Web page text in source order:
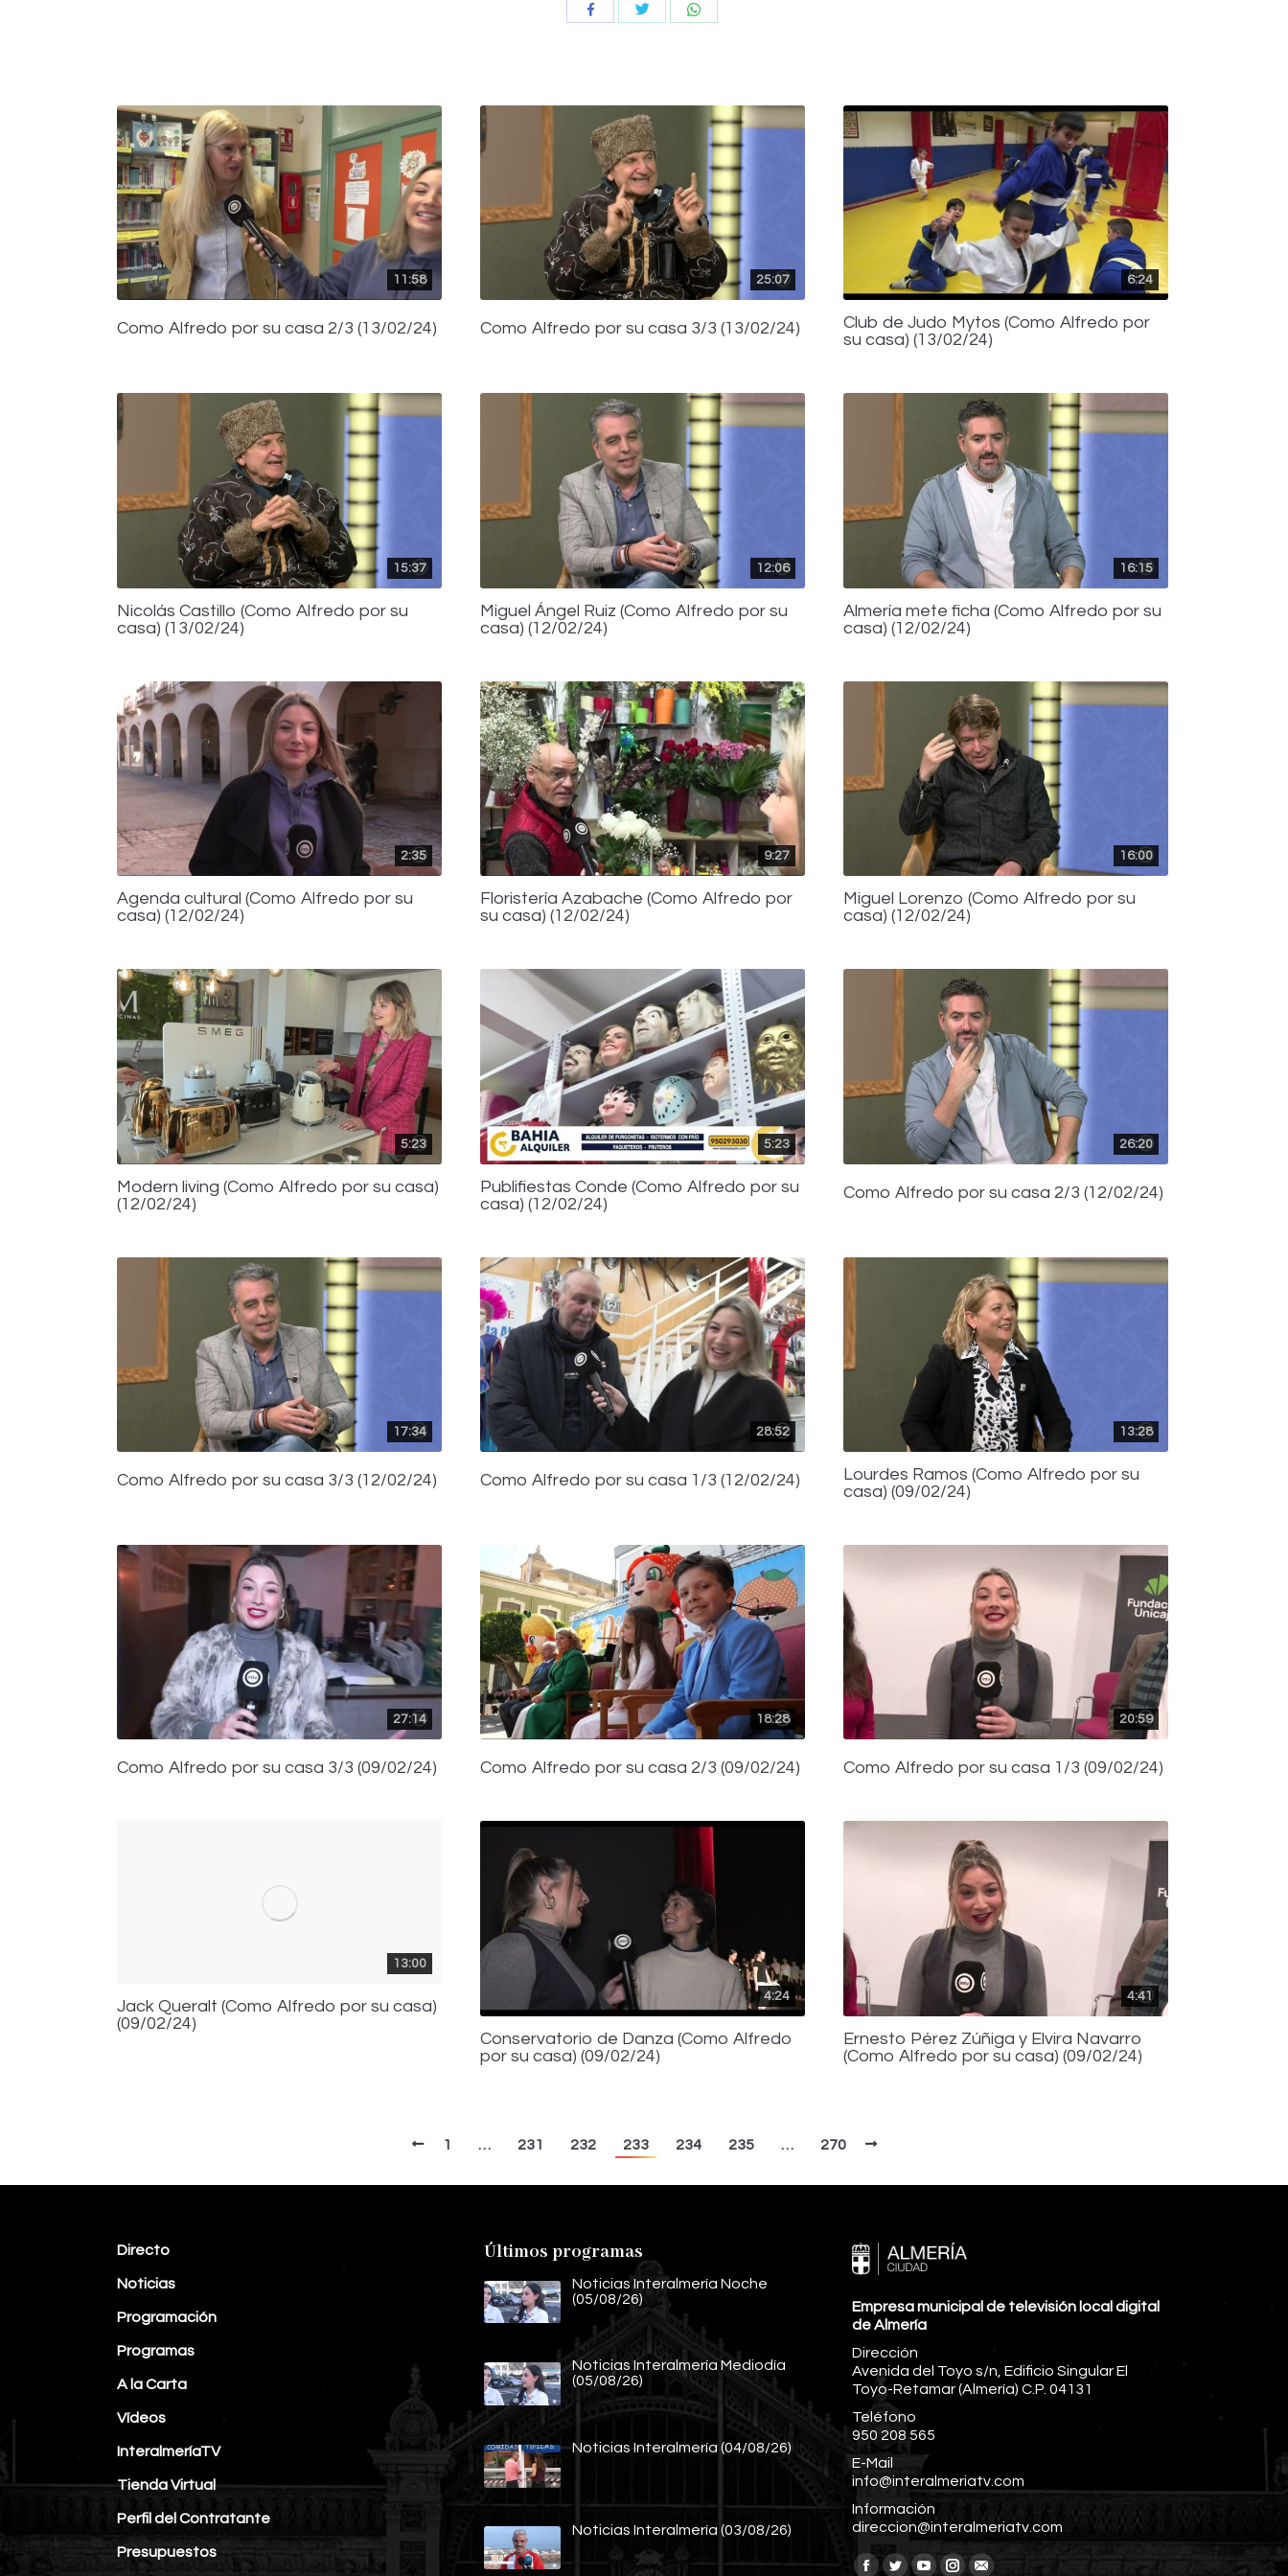
CompartirCompartir
11:58
Como Alfredo por su casa 2/3 (13/02/24)
25:07
Como Alfredo por su casa 3/3 (13/02/24)
6:24
Club de Judo Mytos (Como Alfredo por
su casa) (13/02/24)
15:37
Nicolás Castillo (Como Alfredo por su
casa) (13/02/24)
12:06
Miguel Ángel Ruiz (Como Alfredo por su
casa) (12/02/24)
16:15
Almería mete ficha (Como Alfredo por su
casa) (12/02/24)
2:35
Agenda cultural (Como Alfredo por su
casa) (12/02/24)
9:27
Floristería Azabache (Como Alfredo por
su casa) (12/02/24)
16:00
Miguel Lorenzo (Como Alfredo por su
casa) (12/02/24)
5:23
Modern living (Como Alfredo por su casa)
(12/02/24)
5:23
Publifiestas Conde (Como Alfredo por su
casa) (12/02/24)
26:20
Como Alfredo por su casa 2/3 (12/02/24)
17:34
Como Alfredo por su casa 3/3 (12/02/24)
28:52
Como Alfredo por su casa 1/3 (12/02/24)
13:28
Lourdes Ramos (Como Alfredo por su
casa) (09/02/24)
27:14
Como Alfredo por su casa 3/3 (09/02/24)
18:28
Como Alfredo por su casa 2/3 (09/02/24)
20:59
Como Alfredo por su casa 1/3 (09/02/24)
13:00
Jack Queralt (Como Alfredo por su casa)
(09/02/24)
4:24
Conservatorio de Danza (Como Alfredo
por su casa) (09/02/24)
4:41
Ernesto Pérez Zúñiga y Elvira Navarro
(Como Alfredo por su casa) (09/02/24)
1 … 231 232 233 234 235 … 270
Directo
Noticias
Programación
Programas
A la Carta
Vídeos
InteralmeríaTV
Tienda Virtual
Perfil del Contratante
Presupuestos
Últimos programas
Noticias Interalmería Noche
(05/08/26)
Noticias Interalmería Mediodía
(05/08/26)
Noticias Interalmería (04/08/26)
Noticias Interalmería (03/08/26)
Empresa municipal de televisión local digital
de Almería
Dirección
Avenida del Toyo s/n, Edificio Singular El
Toyo-Retamar (Almería) C.P. 04131
Teléfono
950 208 565
E-Mail
info@interalmeriatv.com
Información
direccion@interalmeriatv.com
Encuéntranos en: